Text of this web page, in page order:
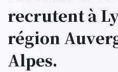
recrutent à
région
Alpes.